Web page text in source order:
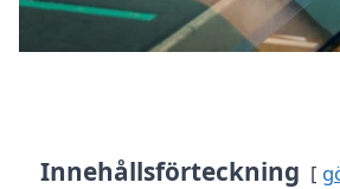
Innehållsförteckning